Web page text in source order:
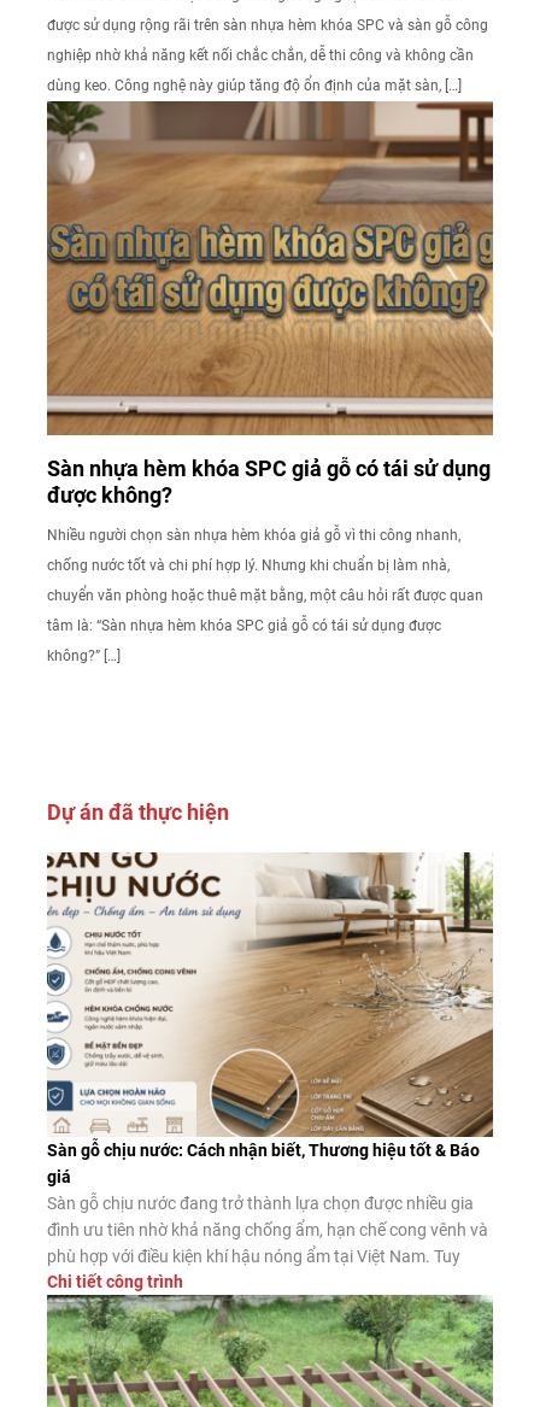
được sử dụng rộng rãi trên sàn nhựa hèm khóa SPC và sàn gỗ công
nghiệp nhờ khả năng kết nối chắc chắn, dễ thi công và không cần
dùng keo. Công nghệ này giúp tăng độ ổn định của mặt sàn, […]
Sàn nhựa hèm khóa SPC giả gỗ có tái sử dụng
được không?
Nhiều người chọn sàn nhựa hèm khóa giả gỗ vì thi công nhanh,
chống nước tốt và chi phí hợp lý. Nhưng khi chuẩn bị làm nhà,
chuyển văn phòng hoặc thuê mặt bằng, một câu hỏi rất được quan
tâm là: “Sàn nhựa hèm khóa SPC giả gỗ có tái sử dụng được
không?” […]
Dự án đã thực hiện
Sàn gỗ chịu nước: Cách nhận biết, Thương hiệu tốt & Báo
giá
Sàn gỗ chịu nước đang trở thành lựa chọn được nhiều gia
đình ưu tiên nhờ khả năng chống ẩm, hạn chế cong vênh và
phù hợp với điều kiện khí hậu nóng ẩm tại Việt Nam. Tuy
nhiên, không phải sản phẩm nào được quảng cáo là “chịu
nước” cũng có chất lượng như […]
Chi tiết công trình